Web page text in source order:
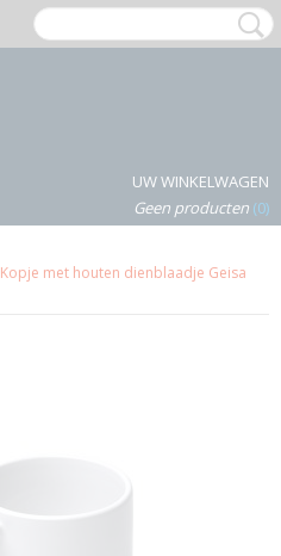
UW WINKELWAGEN
Geen producten (0)
Kopje met houten dienblaadje Geisa